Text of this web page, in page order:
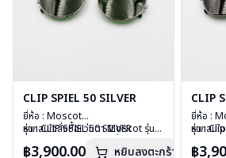
CLIP SPIEL 50 SILVER
ยี่ห้อ : Moscot
รุ่น : CLIP SPIEL 50 SILVER
เลนส์ : กันแดดสีเขียว G-15 Lenses
หากสนใจสั่งชื้อแว่นตา Moscot รุ่น
กรุณาติดต่อเราคลิก
฿3,900.00 หยิบลงตะกร้า
CLIP
ยี่ห้อ :
รุ่น :
เลนส์ :
หากสนใ
กรุณาติ
฿